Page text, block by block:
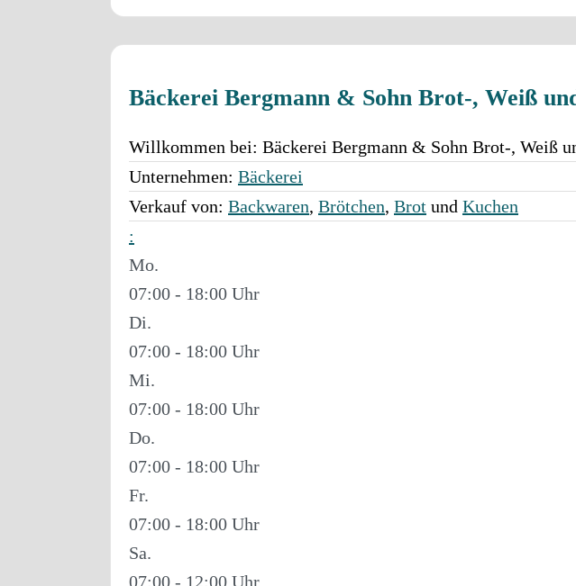
Bäckerei Bergmann & Sohn Brot-, Weiß
Willkommen bei: Bäckerei Bergmann & Sohn Brot-, Weiß
Unternehmen: Bäckerei
Verkauf von: Backwaren, Brötchen, Brot und Kuchen
:
Mo.
07:00 - 18:00
Di.
07:00 - 18:00
Mi.
07:00 - 18:00
Do.
07:00 - 18:00
Fr.
07:00 - 18:00
Sa.
07:00 - 12:00